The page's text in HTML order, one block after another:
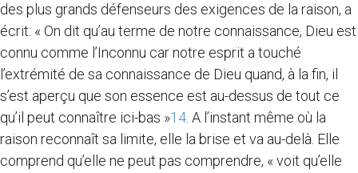
des plus grands défenseurs des exigences de la raison, a
écrit: « On dit qu’au terme de notre connaissance, Dieu est
connu comme l’Inconnu car notre esprit a touché
l’extrémité de sa connaissance de Dieu quand, à la fin, il
s’est aperçu que son essence est au-dessus de tout ce
qu’il peut connaître ici-bas »14 . A l’instant même où la
raison reconnaît sa limite, elle la brise et va au-delà. Elle
comprend qu’elle ne peut pas comprendre, « voit qu’elle